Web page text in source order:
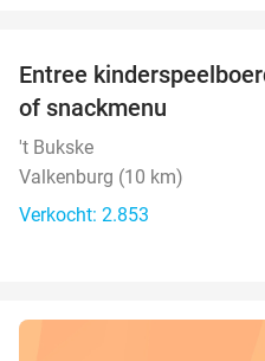
Entree
of snackmenu
't Bukske
Valkenburg (10 km)
Verkocht: 2.853